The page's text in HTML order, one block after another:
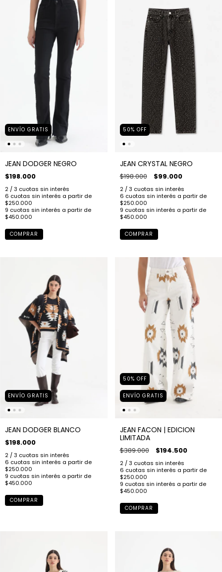
ENVÍO GRATIS
JEAN DODGER NEGRO
$198.000
COMPRAR
50% OFF
JEAN CRYSTAL NEGRO
$198.000 $99.000
COMPRAR
ENVÍO GRATIS
JEAN DODGER BLANCO
$198.000
COMPRAR
50% OFF
ENVÍO GRATIS
JEAN FACON | EDICION
LIMITADA
$389.000 $194.500
COMPRAR